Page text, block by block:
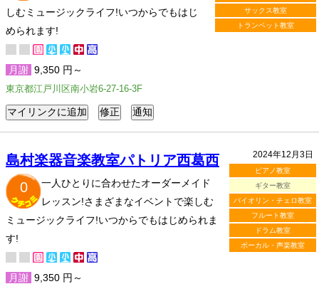
サックス教室
トランペット教室
しむミュージックライフ!いつからでもはじ
められます!
月謝 9,350 円～
東京都江戸川区南小岩6-27-16-3F
2024年12月3日
ピアノ教室
ギター教室
バイオリン・チェロ教室
フルート教室
ドラム教室
ボーカル・声楽教室
島村楽器音楽教室パトリア西葛西
0
一人ひとりに合わせたオーダーメイド
レッスン!さまざまなイベントで楽しむ
ミュージックライフ!いつからでもはじめられま
す!
月謝 9,350 円～